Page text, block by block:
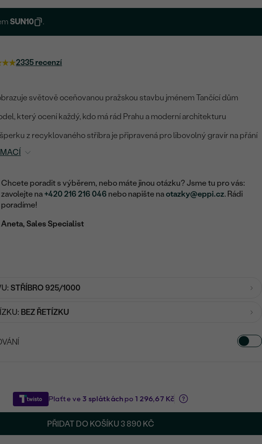
SUN10 .
2335 recenzí
světově oceňovanou pražskou stavbu jménem Tančící dům
který ocení každý, kdo má rád Prahu a moderní architekturu
z recyklovaného stříbra je připravená pro libovolný gravír na přání
Chcete poradit s výběrem, nebo máte jinou otázku? Jsme tu pro vás:
zavolejte na +420 216 216 046 nebo napište naotazky@eppi.cz. Rádi
poradíme!
Aneta, Sales Specialist
STŘÍBRO 925/1000
BEZ ŘETÍZKU
PŘIDAT DO KOŠÍKU 3 890 KČ